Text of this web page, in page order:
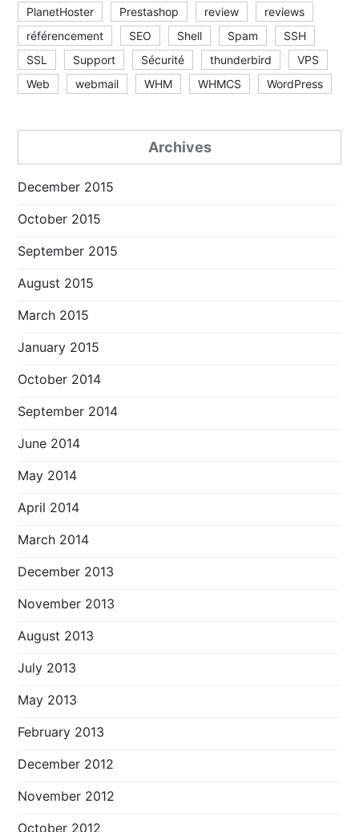
PlanetHoster
Prestashop review
reviews
référencement
SEO Shell Spam
SSH
SSL
Support Sécurité thunderbird
VPS
Web
webmail WHM WHMCS WordPress
Archives
December 2015
October 2015
September 2015
August 2015
March 2015
January 2015
October 2014
September 2014
June 2014
May 2014
April 2014
March 2014
December 2013
November 2013
August 2013
July 2013
May 2013
February 2013
December 2012
November 2012
October 2012